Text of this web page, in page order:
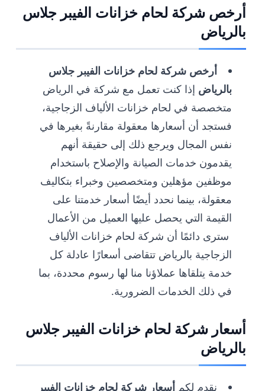
أرخص شركة لحام خزانات الفيبر جلاس
بالرياض
أرخص شركة لحام خزانات الفيبر جلاس
بالرياض إذا كنت تعمل مع شركة في الرياض
متخصصة في لحام خزانات الألياف الزجاجية،
فستجد أن أسعارها معقولة مقارنةً بغيرها في
نفس المجال ويرجع ذلك إلى حقيقة أنهم
يقدمون خدمات الصيانة والإصلاح باستخدام
موظفين مؤهلين ومتخصصين وخبراء بتكاليف
معقولة، بينما نحدد أيضًا أسعار خدمتنا على
القيمة التي يحصل عليها العميل من الأعمال
سترى دائمًا أن شركة لحام خزانات الألياف
الزجاجية بالرياض تتقاضى أسعارًا عادلة كل
خدمة يتلقاها عملاؤنا منا لها رسوم محددة، بما
في ذلك الخدمات الضرورية.
أسعار شركة لحام خزانات الفيبر جلاس
بالرياض
نقدم لكم أسعار شركة لحام خزانات الفيبر